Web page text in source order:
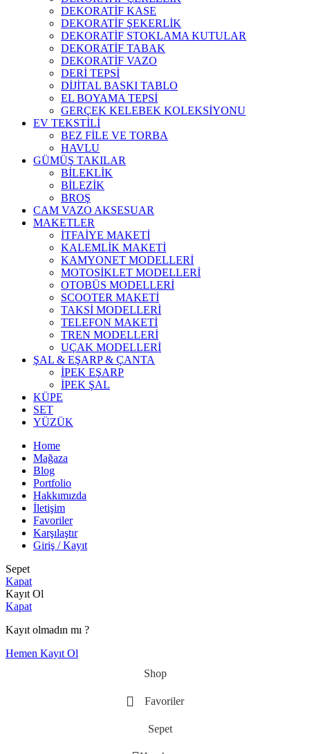
DEKORATİF KASE
DEKORATİF ŞEKERLİK
DEKORATİF STOKLAMA KUTULAR
DEKORATİF TABAK
DEKORATİF VAZO
DERİ TEPSİ
DİJİTAL BASKI TABLO
EL BOYAMA TEPSİ
GERÇEK KELEBEK KOLEKSİYONU
EV TEKSTİLİ
BEZ FİLE VE TORBA
HAVLU
GÜMÜŞ TAKILAR
BİLEKLİK
BİLEZİK
BROŞ
CAM VAZO AKSESUAR
MAKETLER
İTFAİYE MAKETİ
KALEMLİK MAKETİ
KAMYONET MODELLERİ
MOTOSİKLET MODELLERİ
OTOBÜS MODELLERİ
SCOOTER MAKETİ
TAKSİ MODELLERİ
TELEFON MAKETİ
TREN MODELLERİ
UÇAK MODELLERİ
ŞAL & EŞARP & ÇANTA
İPEK EŞARP
İPEK ŞAL
KÜPE
SET
YÜZÜK
Home
Mağaza
Blog
Portfolio
Hakkımızda
İletişim
Favoriler
Karşılaştır
Giriş / Kayıt
Sepet
Kapat
Kayıt Ol
Kapat
Kayıt olmadın mı ?
Hemen Kayıt Ol
Shop
Favoriler
Sepet